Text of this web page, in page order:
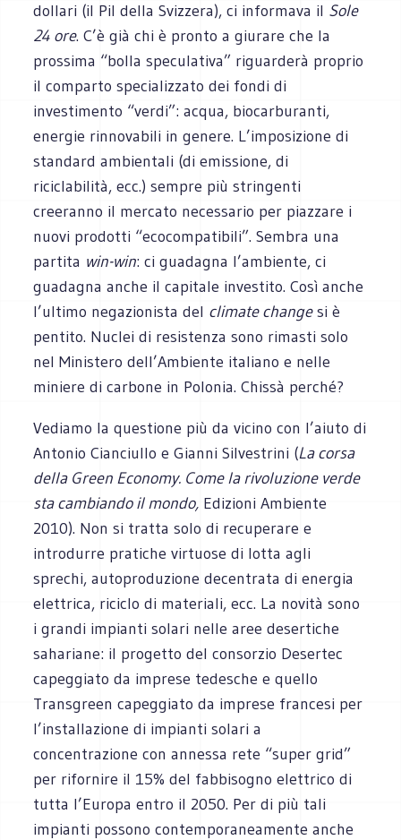
dollari (il Pil della Svizzera), ci informava il Sole
24 ore. C’è già chi è pronto a giurare che la
prossima “bolla speculativa” riguarderà proprio
il comparto specializzato dei fondi di
investimento “verdi”: acqua, biocarburanti,
energie rinnovabili in genere. L’imposizione di
standard ambientali (di emissione, di
riciclabilità, ecc.) sempre più stringenti
creeranno il mercato necessario per piazzare i
nuovi prodotti “ecocompatibili”. Sembra una
partita win-win: ci guadagna l’ambiente, ci
guadagna anche il capitale investito. Così anche
l’ultimo negazionista del climate changesi è
pentito. Nuclei di resistenza sono rimasti solo
nel Ministero dell’Ambiente italiano e nelle
miniere di carbone in Polonia. Chissà perché?
Vediamo la questione più da vicino con l’aiuto di
Antonio Cianciullo e Gianni Silvestrini (La corsa
della Green Economy. Come la rivoluzione verde
sta cambiando il mondo, Edizioni Ambiente
2010). Non si tratta solo di recuperare e
introdurre pratiche virtuose di lotta agli
sprechi, autoproduzione decentrata di energia
elettrica, riciclo di materiali, ecc. La novità sono
i grandi impianti solari nelle aree desertiche
sahariane: il progetto del consorzio Desertec
capeggiato da imprese tedesche e quello
Transgreen capeggiato da imprese francesi per
l’installazione di impianti solari a
concentrazione con annessa rete “super grid”
per rifornire il 15% del fabbisogno elettrico di
tutta l’Europa entro il 2050. Per di più tali
impianti possono contemporaneamente anche